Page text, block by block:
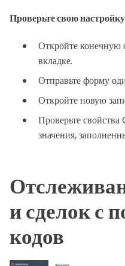
Проверьте свою настройку
Откройте конечную
вкладке.
Отправьте форму
Откройте новую
Проверьте
значения,
и сделок с
кодов